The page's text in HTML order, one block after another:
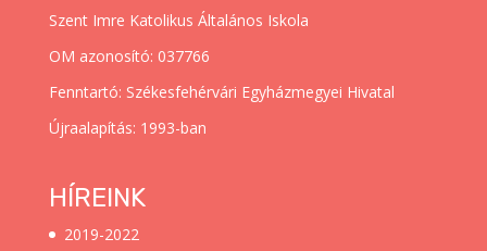
Szent Imre Katolikus Általános Iskola
OM azonosító: 037766
Fenntartó: Székesfehérvári Egyházmegyei Hivatal
Újraalapítás: 1993-ban
HÍREINK
2019-2022